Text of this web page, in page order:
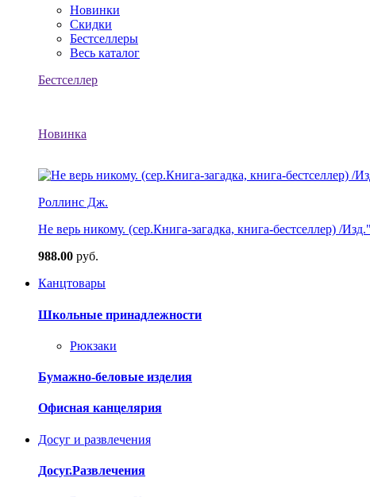
Новинки
Скидки
Бестселлеры
Весь каталог
Бестселлер
Новинка
Роллинс Дж.
Не верь никому. (сер.Книга-загадка, книга-бестселлер) /
988.00 руб.
Канцтовары
Школьные принадлежности
Рюкзаки
Бумажно-беловые изделия
Офисная канцелярия
Досуг и развлечения
Досуг.Развлечения